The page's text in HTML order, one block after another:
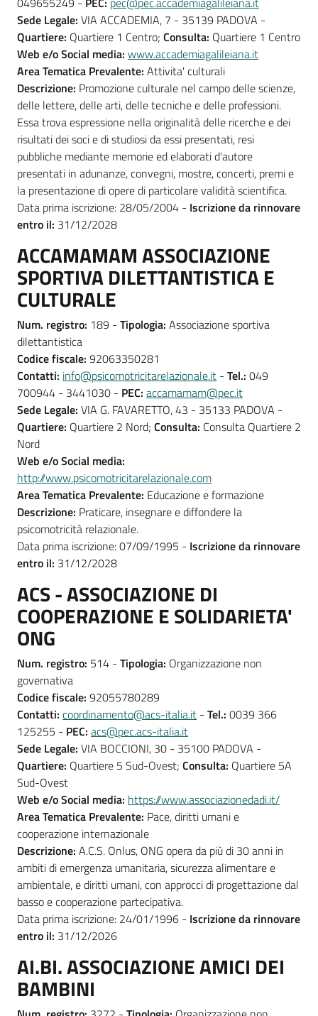
Sede Legale: VIA ACCADEMIA, 7 - 35139 PADOVA -
Quartiere: Quartiere 1 Centro; Consulta: Quartiere 1 Centro
Web e/o Social media: www.accademiagalileiana.it
Area Tematica Prevalente: Attivita' culturali
Descrizione: Promozione culturale nel campo delle scienze,
delle lettere, delle arti, delle tecniche e delle professioni.
Essa trova espressione nella originalità delle ricerche e dei
risultati dei soci e di studiosi da essi presentati, resi
pubbliche mediante memorie ed elaborati d'autore
presentati in adunanze, convegni, mostre, concerti, premi e
la presentazione di opere di particolare validità scientifica.
Data prima iscrizione: 28/05/2004 - Iscrizione da rinnovare
entro il: 31/12/2028
ACCAMAMAM ASSOCIAZIONE
SPORTIVA DILETTANTISTICA E
CULTURALE
Num. registro: 189 - Tipologia: Associazione sportiva
dilettantistica
Codice fiscale: 92063350281
Contatti: info@psicomotricitarelazionale.it - Tel.: 049
700944 - 3441030 - PEC: accamamam@pec.it
Sede Legale: VIA G. FAVARETTO, 43 - 35133 PADOVA -
Quartiere: Quartiere 2 Nord; Consulta: Consulta Quartiere 2
Nord
Web e/o Social media:
http://www.psicomotricitarelazionale.com
Area Tematica Prevalente: Educazione e formazione
Descrizione: Praticare, insegnare e diffondere la
psicomotricità relazionale.
Data prima iscrizione: 07/09/1995 - Iscrizione da rinnovare
entro il: 31/12/2028
ACS - ASSOCIAZIONE DI
COOPERAZIONE E SOLIDARIETA'
ONG
Num. registro: 514 - Tipologia: Organizzazione non
governativa
Codice fiscale: 92055780289
Contatti: coordinamento@acs-italia.it - Tel.: 0039 366
125255 - PEC: acs@pec.acs-italia.it
Sede Legale: VIA BOCCIONI, 30 - 35100 PADOVA -
Quartiere: Quartiere 5 Sud-Ovest; Consulta: Quartiere 5A
Sud-Ovest
Web e/o Social media: https://www.associazionedadi.it/
Area Tematica Prevalente: Pace, diritti umani e
cooperazione internazionale
Descrizione: A.C.S. Onlus, ONG opera da più di 30 anni in
ambiti di emergenza umanitaria, sicurezza alimentare e
ambientale, e diritti umani, con approcci di progettazione dal
basso e cooperazione partecipativa.
Data prima iscrizione: 24/01/1996 - Iscrizione da rinnovare
entro il: 31/12/2026
AI.BI. ASSOCIAZIONE AMICI DEI
BAMBINI